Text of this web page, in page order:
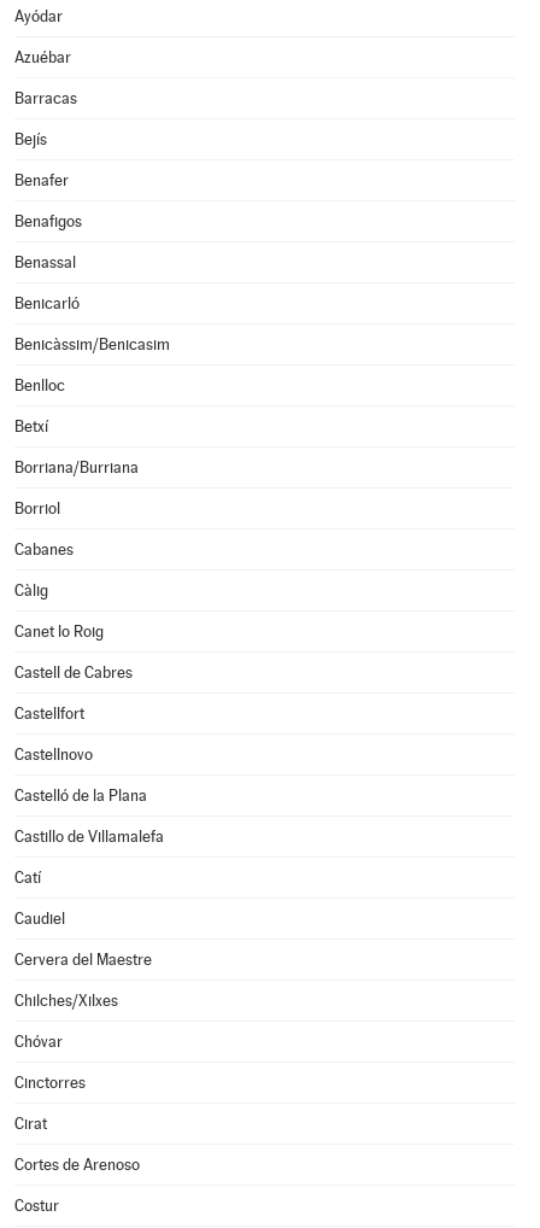
Ayódar
Azuébar
Barracas
Bejís
Benafer
Benafigos
Benassal
Benicarló
Benicàssim/Benicasim
Benlloc
Betxí
Borriana/Burriana
Borriol
Cabanes
Càlig
Canet lo Roig
Castell de Cabres
Castellfort
Castellnovo
Castelló de la Plana
Castillo de Villamalefa
Catí
Caudiel
Cervera del Maestre
Chilches/Xilxes
Chóvar
Cinctorres
Cirat
Cortes de Arenoso
Costur